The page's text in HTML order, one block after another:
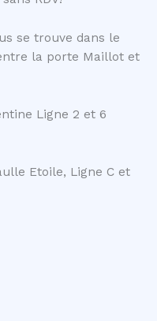
se trouve dans le
la porte Maillot et
Ligne 2 et 6
Etoile, Ligne C et